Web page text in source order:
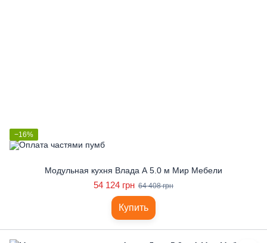
−16%
Модульная кухня Влада А 5.0 м Мир Мебели
54 124 грн 64 408 грн
Купить